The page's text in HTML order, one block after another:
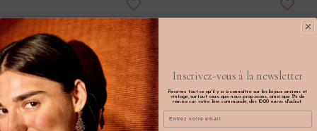
Inscrivez-vous à la newsletter
Recevez tout ce qu'il y a à connaître sur les bijoux anciens et
vintage, surtout ceux que nous proposons, ainsi que 5% de
remise sur votre 1ère commande, dès 1000 euros d'achat.
Email